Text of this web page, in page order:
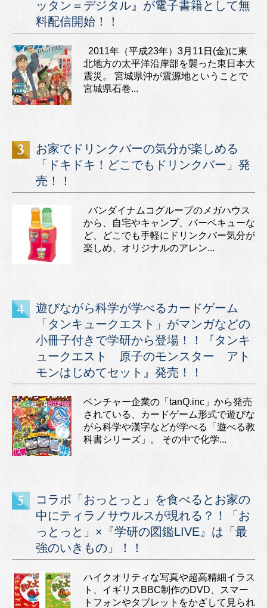
ッタン＝デジタル』が電子書籍として無
料配信開始！！
2011年（平成23年）3月11日(金)に東
北地方の太平洋沿岸部を襲った東日本大
震災。 宮城県沖が震源地ということで
宮城県石巻...
お家でドリンクバーの気分が楽しめる
「ドキドキ！どこでもドリンクバー」発
売！！
バンダイナムコグループのメガハウス
から、自宅やキャンプ、バーベキューな
ど、どこでも手軽にドリンクバー気分が
楽しめ、オリジナルのアレン...
遊びながら科学が学べるカードゲーム
「タンキュークエスト」がマンガなどの
小冊子付きで学研から登場！！『タンキ
ュークエスト 原子のモンスター アト
モンはじめてセット』発売！！
ベンチャー企業の「tanQ.inc」から発売
されている、カードゲーム形式で遊びな
がら科学や漢字などが学べる「遊べる教
科書シリーズ」。 その中で化学...
コラボ「おっとっと」を食べるとお家の
中にティラノサウルスが現れる？！「お
っとっと」×『学研の図鑑LIVE』は「最
強のいきもの」！！
ハイクオリティな写真や超高精細イラス
ト、イギリスBBC制作のDVD、スマー
トフォンやタブレットをかざして見られ